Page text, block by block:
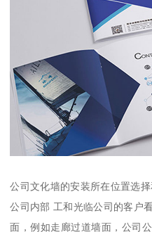
公司文化墙的安装所在位置选
公司内部 工和光临公司的客户
面，例如走廊过道墙面，公司